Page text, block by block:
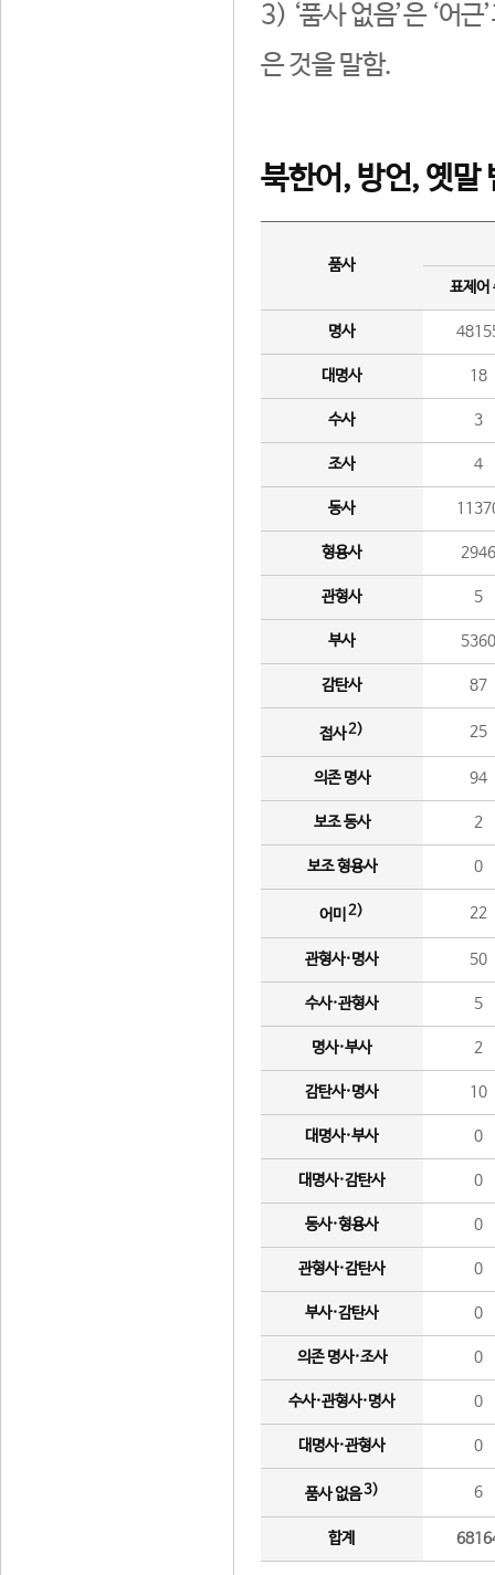
3) ‘품사 없음’은 ‘어
은 것을 말함.
북한어, 방언, 옛말
품사
표제어
명사
대명사 18
수사 3
조사 4
동사
형용사 2946
관형사 5
부사 5360
감탄사 87
접사2) 25
의존 명사 94
보조 동사 2
보조 형용사 0
어미 2) 22
관형사·명사 50
수사·관형사 5
명사·부사 2
감탄사·명사 10
대명사·부사 0
대명사·감탄사 0
동사·형용사 0
관형사·감탄사 0
부사·감탄사 0
의존 명사·조사 0
수사·관형사·명사 0
대명사·관형사 0
품사 없음3) 6
합계